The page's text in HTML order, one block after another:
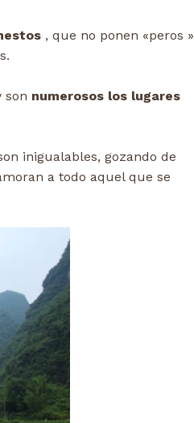
, que no ponen «peros »
son numerosos los lugares
inigualables, gozando de
a todo aquel que se